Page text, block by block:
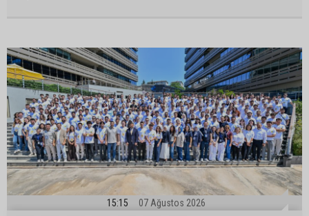
15:15 07 Ağustos 2026